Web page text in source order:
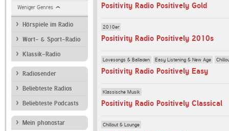
Weniger Genres
Hörspiele im Radio
Wort- & Sport-Radio
Klassik-Radio
Radiosender
Beliebteste Radios
Beliebteste Podcasts
Mein phonostar
Positivity Radio Positively Gold
2010er
Positivity Radio Positively 2010s
Lovesongs & Balladen Easy Listening & New Age
Positivity Radio Positively Easy
Klassische Musik
Positivity Radio Positively Classical
Chillout & Lounge